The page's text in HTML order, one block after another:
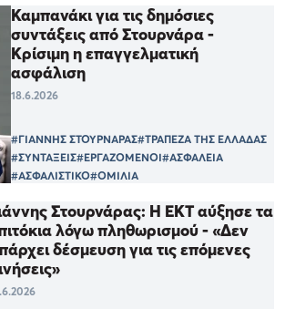
Καμπανάκι για τις δημόσιες
συντάξεις από Στουρνάρα -
Κρίσιμη η επαγγελματική
ασφάλιση
18.6.2026
#ΓΙΑΝΝΗΣ ΣΤΟΥΡΝΑΡΑΣ#ΤΡΑΠΕΖΑ ΤΗΣ ΕΛΛΑΔΑΣ
#ΣΥΝΤΑΞΕΙΣ#ΕΡΓΑΖΟΜΕΝΟΙ#ΑΣΦΑΛΕΙΑ
#ΑΣΦΑΛΙΣΤΙΚΟ#ΟΜΙΛΙΑ
Στουρνάρας: Η ΕΚΤ αύξησε τα
λόγω πληθωρισμού - «Δεν
δέσμευση για τις επόμενες